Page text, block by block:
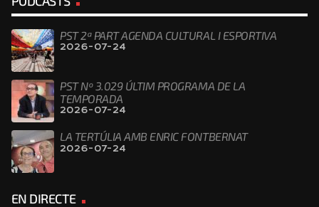
PST 2ª PART AGENDA CULTURAL I ESPORTIVA
2026-07-24
PST Nº 3.029 ÚLTIM PROGRAMA DE LA
TEMPORADA
2026-07-24
LA TERTÚLIA AMB ENRIC FONTBERNAT
2026-07-24
EN DIRECTE